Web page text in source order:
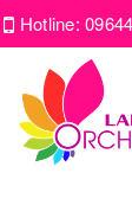
Hotline: